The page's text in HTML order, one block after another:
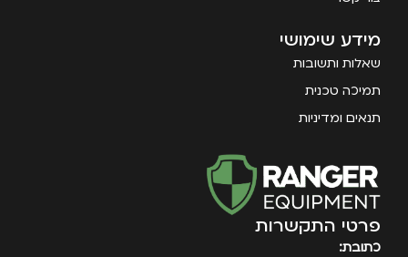
מידע שימושי
שאלות ותשובות
תמיכה טכנית
תנאים ומדיניות
פרטי התקשרות
כתובת: